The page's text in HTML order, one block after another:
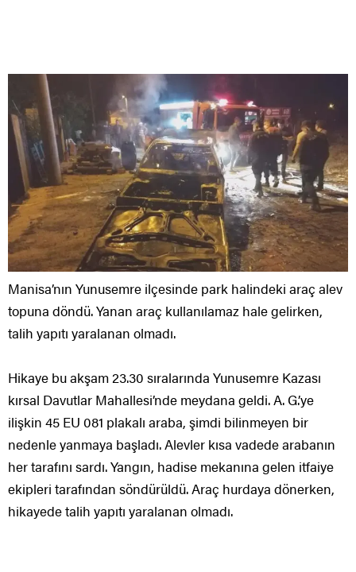
Manisa’nın Yunusemre ilçesinde park halindeki araç alev
topuna döndü. Yanan araç kullanılamaz hale gelirken,
talih yapıtı yaralanan olmadı.
Hikaye bu akşam 23.30 sıralarında Yunusemre Kazası
kırsal Davutlar Mahallesi’nde meydana geldi. A. G.’ye
ilişkin 45 EU 081 plakalı araba, şimdi bilinmeyen bir
nedenle yanmaya başladı. Alevler kısa vadede arabanın
her tarafını sardı. Yangın, hadise mekanına gelen itfaiye
ekipleri tarafından söndürüldü. Araç hurdaya dönerken,
hikayede talih yapıtı yaralanan olmadı.